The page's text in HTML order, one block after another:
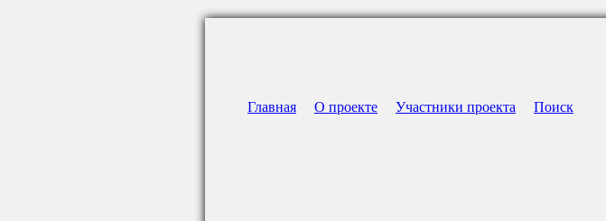
Главная О проекте Участники проекта Поиск